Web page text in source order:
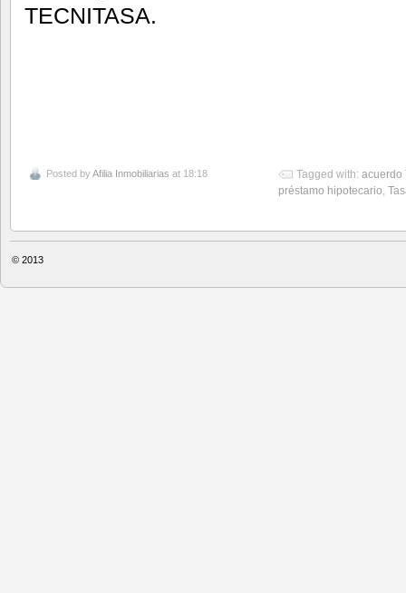
TECNITASA.
Posted byAfilia Inmobiliarias at 18:18 Tagged with: acuerdo
préstamo hipotecario,
© 2013